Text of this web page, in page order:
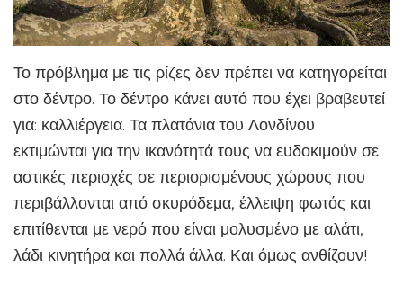
Το πρόβλημα με τις ρίζες δεν πρέπει να κατηγορείται
στο δέντρο. Το δέντρο κάνει αυτό που έχει βραβευτεί
για: καλλιέργεια. Τα πλατάνια του Λονδίνου
εκτιμώνται για την ικανότητά τους να ευδοκιμούν σε
αστικές περιοχές σε περιορισμένους χώρους που
περιβάλλονται από σκυρόδεμα, έλλειψη φωτός και
επιτίθενται με νερό που είναι μολυσμένο με αλάτι,
λάδι κινητήρα και πολλά άλλα. Και όμως ανθίζουν!